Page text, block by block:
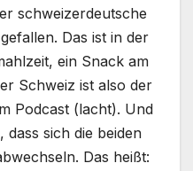
schweizerdeutsche
Das ist in der
ein Snack am
Schweiz ist also der
Podcast (lacht). Und
sich die beiden
Das heißt: